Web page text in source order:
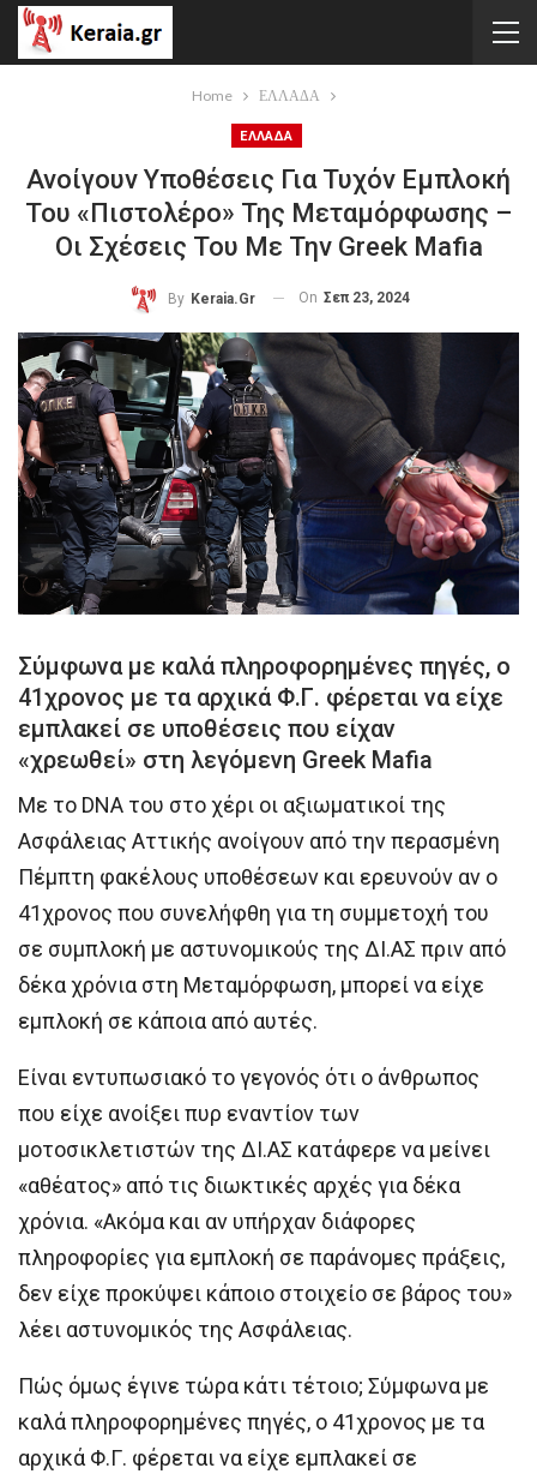
Home ΕΛΛΑΔΑ
ΕΛΛΑΔΑ
Ανοίγουν Υποθέσεις Για Τυχόν Εμπλοκή
Του «πιστολέρο» Της Μεταμόρφωσης –
Οι Σχέσεις Του Με Την Greek Mafia
By Keraia.gr On Σεπ 23, 2024
Σύμφωνα με καλά πληροφορημένες πηγές, ο
41χρονος με τα αρχικά Φ.Γ. φέρεται να είχε
εμπλακεί σε υποθέσεις που είχαν
«χρεωθεί» στη λεγόμενη Greek Mafia
Με το DNA του στο χέρι οι αξιωματικοί της
Ασφάλειας Αττικής ανοίγουν από την περασμένη
Πέμπτη φακέλους υποθέσεων και ερευνούν αν ο
41χρονος που συνελήφθη για τη συμμετοχή του
σε συμπλοκή με αστυνομικούς της ΔΙ.ΑΣ πριν από
δέκα χρόνια στη Μεταμόρφωση, μπορεί να είχε
εμπλοκή σε κάποια από αυτές.
Είναι εντυπωσιακό το γεγονός ότι ο άνθρωπος
που είχε ανοίξει πυρ εναντίον των
μοτοσικλετιστών της ΔΙ.ΑΣ κατάφερε να μείνει
«αθέατος» από τις διωκτικές αρχές για δέκα
χρόνια. «Ακόμα και αν υπήρχαν διάφορες
πληροφορίες για εμπλοκή σε παράνομες πράξεις,
δεν είχε προκύψει κάποιο στοιχείο σε βάρος του»
λέει αστυνομικός της Ασφάλειας.
Πώς όμως έγινε τώρα κάτι τέτοιο; Σύμφωνα με
καλά πληροφορημένες πηγές, ο 41χρονος με τα
αρχικά Φ.Γ. φέρεται να είχε εμπλακεί σε